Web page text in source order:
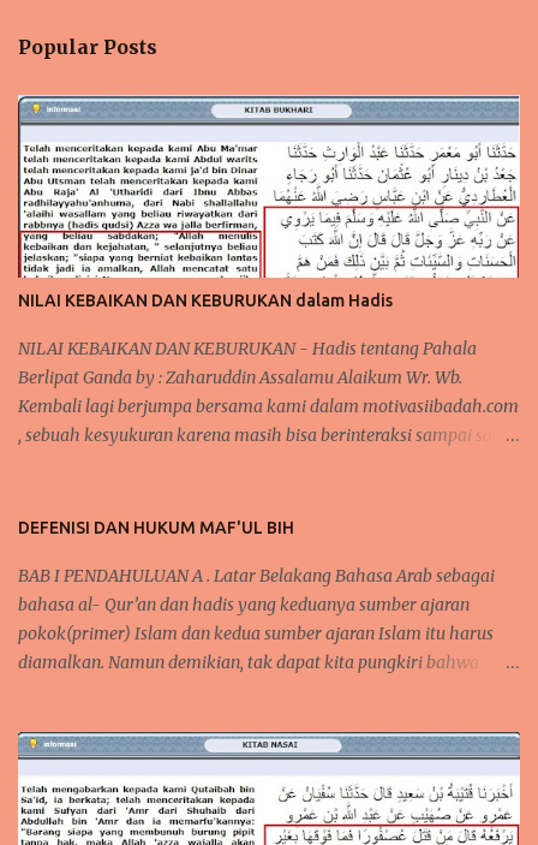
Popular Posts
NILAI KEBAIKAN DAN KEBURUKAN dalam Hadis
NILAI KEBAIKAN DAN KEBURUKAN - Hadis tentang Pahala
Berlipat Ganda by : Zaharuddin Assalamu Alaikum Wr. Wb.
Kembali lagi berjumpa bersama kami dalam motivasiibadah.com
, sebuah kesyukuran karena masih bisa berinteraksi sampai saat
jalan kebaikan dan menjauhkan kita dari jalan keburukan.
mengenai konsistensi dalam beribadah, baik dari segi mengontrol
mindset dan niat dalam beribadah, begitupula karena faktor
kebiasaan yang bisa membantu seseorang agar tetap semangat
dalam melaksanakan kebaikan dan bernilai ibadah kepada Allah
dan Ketekunan BAGAIMANAKAH ALLAH MEMBALAS KEBAIKAN
ITU ? Semangat dalam melak...
DEFENISI DAN HUKUM MAF'UL BIH
BAB I PENDAHULUAN A . Latar Belakang Bahasa Arab sebagai
bahasa al- Qur’an dan hadis yang keduanya sumber ajaran
pokok(primer) Islam dan kedua sumber ajaran Islam itu harus
diamalkan. Namun demikian, tak dapat kita pungkiri bahwa
mempelajarinya. Karena bahasa Arab mempunyai karakter dan
keistimewaan tersendiri yang berbeda, bahkan mungkin tidak
dimiliki oleh bahasa-bahasa yang lain. Al-Lughah al-‘Arabiyyah
merupakan kata yang menerangkan gaya bahasa arab,